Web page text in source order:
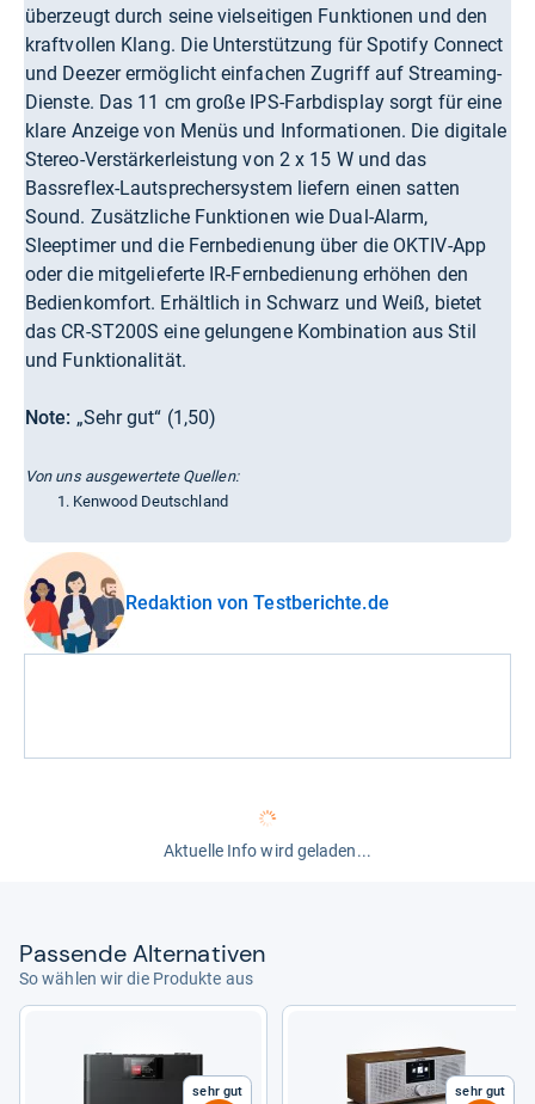
überzeugt durch seine vielseitigen Funktionen und den
kraftvollen Klang. Die Unterstützung für Spotify Connect
und Deezer ermöglicht einfachen Zugriff auf Streaming-
Dienste. Das 11 cm große IPS-Farbdisplay sorgt für eine
klare Anzeige von Menüs und Informationen. Die digitale
Stereo-Verstärkerleistung von 2 x 15 W und das
Bassreflex-Lautsprechersystem liefern einen satten
Sound. Zusätzliche Funktionen wie Dual-Alarm,
Sleeptimer und die Fernbedienung über die OKTIV-App
oder die mitgelieferte IR-Fernbedienung erhöhen den
Bedienkomfort. Erhältlich in Schwarz und Weiß, bietet
das CR-ST200S eine gelungene Kombination aus Stil
und Funktionalität.
Note: „Sehr gut“ (1,50)
Von uns ausgewertete Quellen:
Kenwood Deutschland
Redaktion von Testberichte.de
Aktuelle Info wird geladen...
Pas­sende Alter­na­ti­ven
So wählen wir die Produkte aus
Sehr gut Sehr gut